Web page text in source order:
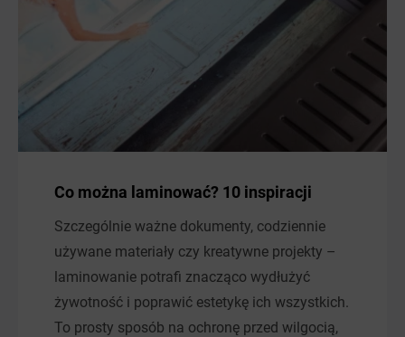
Co można laminować? 10 inspiracji
Szczególnie ważne dokumenty, codziennie
używane materiały czy kreatywne projekty –
laminowanie potrafi znacząco wydłużyć
żywotność i poprawić estetykę ich wszystkich.
To prosty sposób na ochronę przed wilgocią,